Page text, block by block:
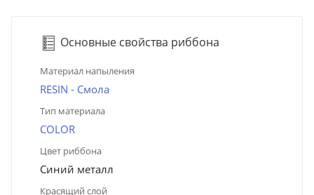
Основные свойства риббона
Материал напыления
RESIN - Смола
Тип материала
COLOR
Цвет риббона
Синий металл
Красящий слой